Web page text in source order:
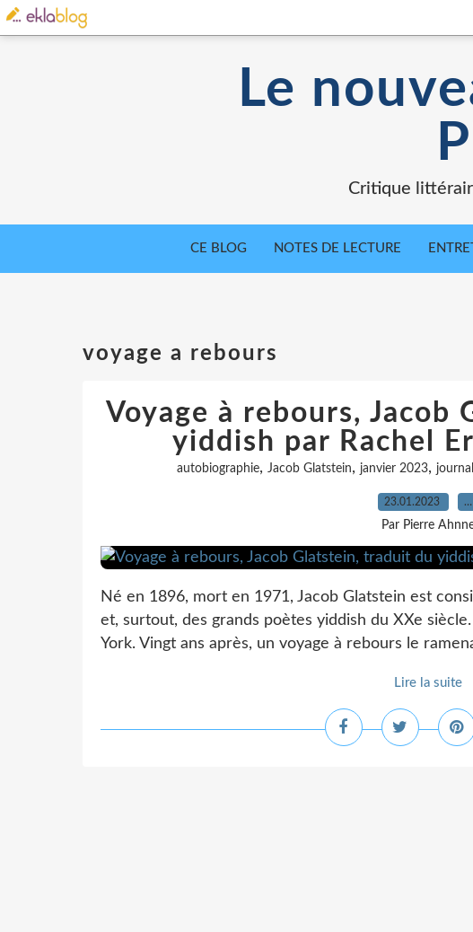
Le
Critique
CE BLOG NOTES DE LECTURE
voyage a rebours
Voyage à rebours,
yiddish par Rachel
autobiographie, Jacob Glatstein, janvier 2023, journal
23.01.2023 …
Par Pierre
Né en 1896, mort en 1971, Jacob Glatstein est
et, surtout, des grands poètes yiddish du XXe
York. Vingt ans après, un voyage à rebours le
Lire la suite